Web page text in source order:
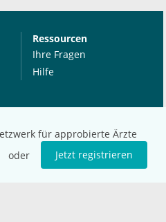
für approbierte Ärzte
oder Jetzt registrieren
Ressourcen
Ihre Fragen
Hilfe